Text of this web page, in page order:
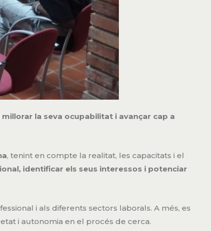
millorar la seva ocupabilitat i avançar cap a
, tenint en compte la realitat, les capacitats i el
identificar els seus interessos i potenciar
i als diferents sectors laborals. A més, es
i autonomia en el procés de cerca.